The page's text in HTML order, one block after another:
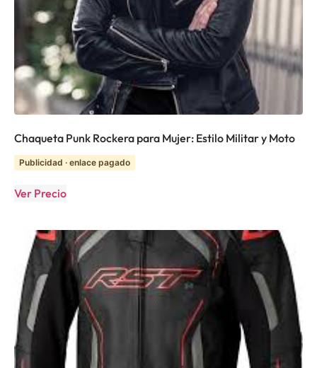
Chaqueta Punk Rockera para Mujer: Estilo Militar y Moto
Publicidad · enlace pagado
Ver Precio